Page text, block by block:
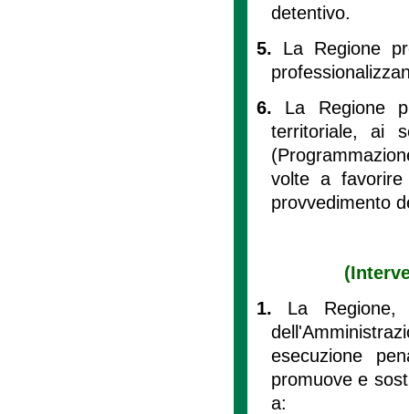
detentivo.
5. La Regione
6. La Regione
territoriale, ai
volte a favorire
provvedimento
1. La
esecuzione
promuove e
a: